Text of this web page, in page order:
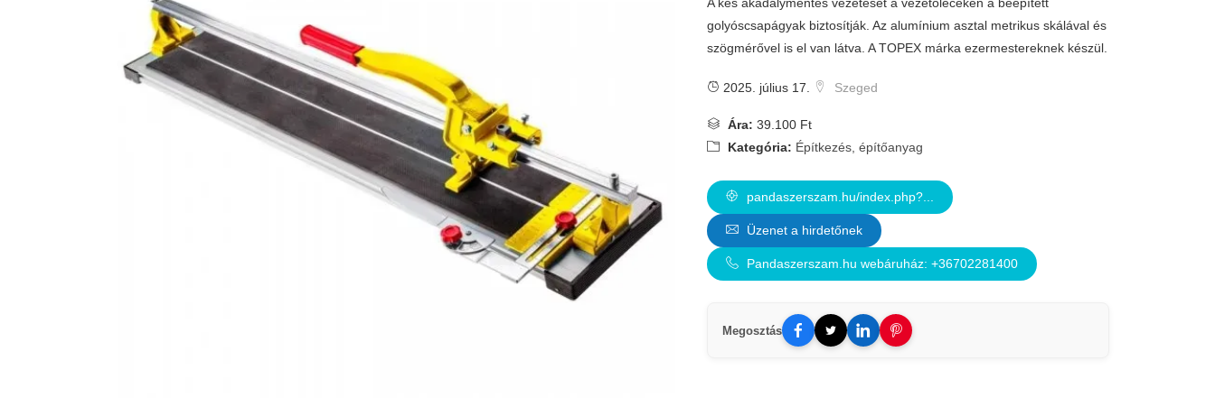
golyóscsapágyak biztosítják. Az alumínium asztal metrikus skálával és
szögmérővel is el van látva. A TOPEX márka ezermestereknek készül.
2025. július 17. Szeged
Ára: 39.100 Ft
Kategória: Építkezés, építőanyag
pandaszerszam.hu/index.php?...
Üzenet a hirdetőnek
Pandaszerszam.hu webáruház: +36702281400
Megosztás